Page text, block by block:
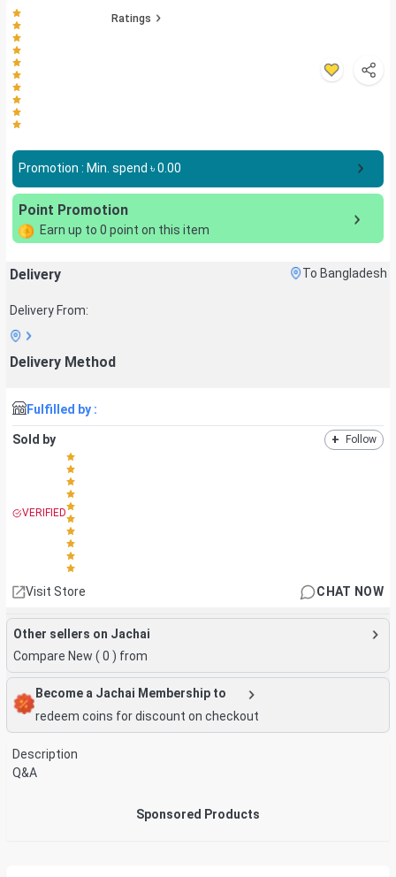
Ratings
Promotion : Min. spend ৳0.00
Point Promotion
Earn up to 0 point on this item
Delivery To Bangladesh
Delivery From:
Delivery Method
Fulfilled by :
Sold by + Follow
VERIFIED
Visit Store CHAT NOW
Other sellers on Jachai
Compare New ( 0 ) from
Become a Jachai Membership to
redeem coins for discount on checkout
Description
Q&A
Sponsored Products